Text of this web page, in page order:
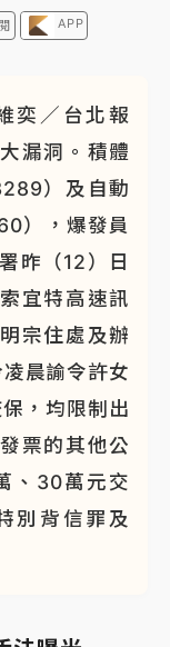
APP
奕／台北報
漏洞。積體
）及自動
），爆發員
昨（12）日
宜特高速訊
宗住處及辦
晨諭令許女
，均限制出
票的其他公
、30萬元交
別背信罪及